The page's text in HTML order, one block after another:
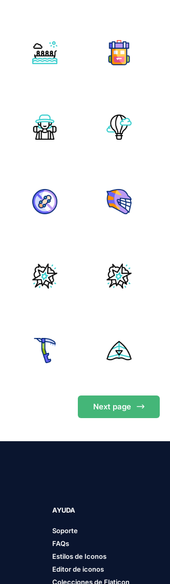
Next page
AYUDA
Soporte
FAQs
Estilos de Iconos
Editor de iconos
Colecciones de Flaticon